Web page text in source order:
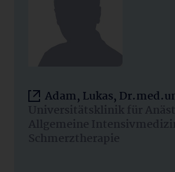
Adam, Lukas,
Universitätsklinik für
Allgemeine
Schmerztherapie